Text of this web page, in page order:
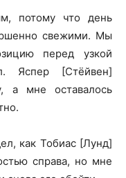
потому что день
свежими. Мы
перед узкой
Яспер [Стёйвен]
а мне оставалось
как Тобиас [Лунд]
справа, но мне